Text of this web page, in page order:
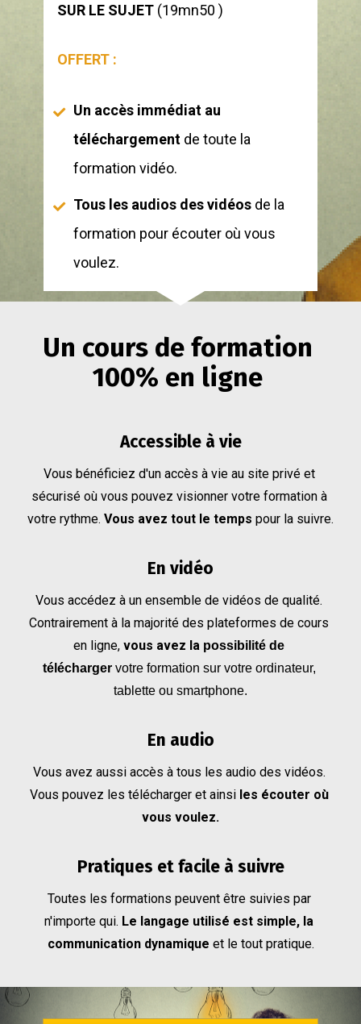
SUR LE SUJET (19mn50 )
OFFERT :
Un accès immédiat au
téléchargement de toute la
formation vidéo.
Tous les audios des vidéos de la
formation pour écouter où vous
voulez.
Un cours de formation
100% en ligne
Accessible à vie
Vous bénéficiez d'un accès à vie au site privé et
sécurisé où vous pouvez visionner votre formation à
votre rythme. Vous avez tout le temps pour la suivre.
En vidéo
Vous accédez à un ensemble de vidéos de qualité.
Contrairement à la majorité des plateformes de cours
en ligne, vous avez la possibilité de
télécharger votre formation sur votre ordinateur,
tablette ou smartphone.
En audio
Vous avez aussi accès à tous les audio des vidéos.
Vous pouvez les télécharger et ainsi les écouter où
vous voulez.
Pratiques et facile à suivre
Toutes les formations peuvent être suivies par
n'importe qui. Le langage utilisé est simple, la
communication dynamique et le tout pratique.